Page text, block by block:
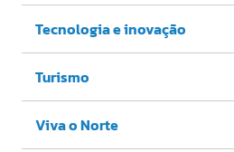
Tecnologia e inovação
Turismo
Viva o Norte